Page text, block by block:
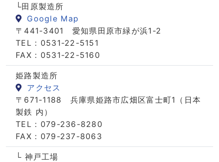
└田原製造所
Google Map
〒441-3401 愛知県田原市緑が浜1-2
TEL : 0531-22-5151
FAX : 0531-22-5160
姫路製造所
アクセス
〒671-1188 兵庫県姫路市広畑区富士町1（日本
製鉄 内）
TEL : 079-236-8280
FAX : 079-237-8063
└ 神戸工場